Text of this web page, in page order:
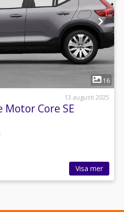
16
13 augusti 2025
Motor Core SE
Visa mer